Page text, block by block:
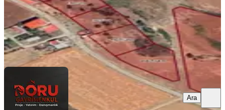
Doru GayrimenkulMurat Zincirkıran
Ara
Ara